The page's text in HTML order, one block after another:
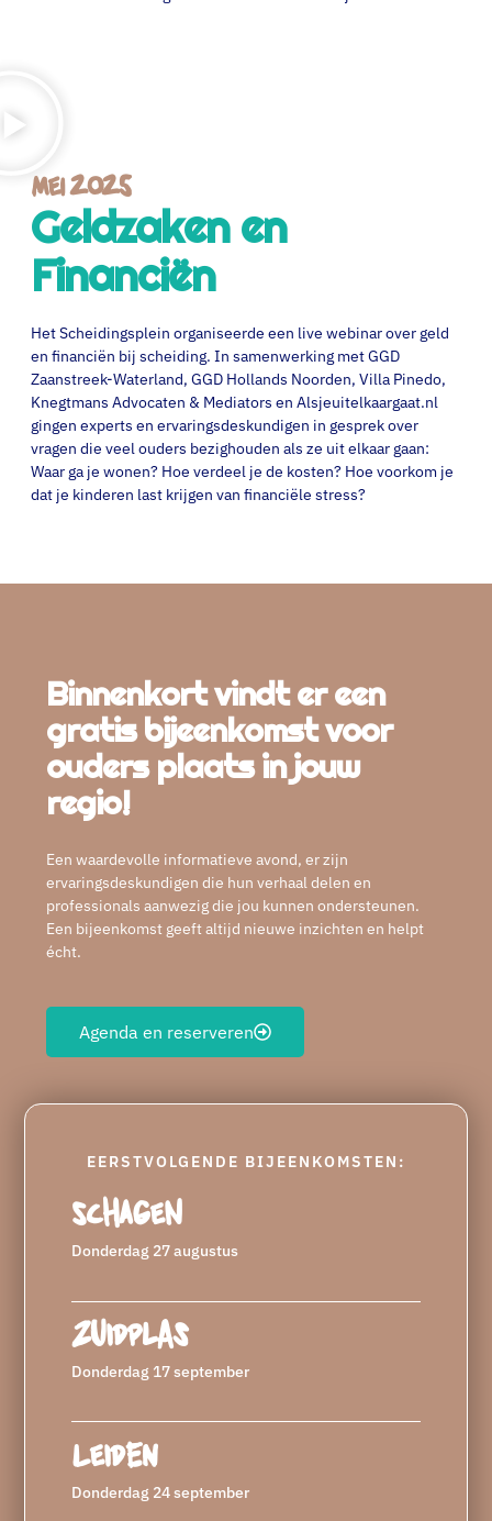
Mei 2025
Geldzaken en
Financiën
Het Scheidingsplein organiseerde een live webinar over geld
en financiën bij scheiding. In samenwerking met GGD
Zaanstreek-Waterland, GGD Hollands Noorden, Villa Pinedo,
Knegtmans Advocaten & Mediators en Alsjeuitelkaargaat.nl
gingen experts en ervaringsdeskundigen in gesprek over
vragen die veel ouders bezighouden als ze uit elkaar gaan:
Waar ga je wonen? Hoe verdeel je de kosten? Hoe voorkom je
dat je kinderen last krijgen van financiële stress?
Binnenkort vindt er een
gratis bijeenkomst voor
ouders plaats in jouw
regio!
Een waardevolle informatieve avond, er zijn
ervaringsdeskundigen die hun verhaal delen en
professionals aanwezig die jou kunnen ondersteunen.
Een bijeenkomst geeft altijd nieuwe inzichten en helpt
écht.
Agenda en reserveren
EERSTVOLGENDE BIJEENKOMSTEN:
Schagen
Donderdag 27 augustus
Zuidplas
Donderdag 17 september
Leiden
Donderdag 24 september